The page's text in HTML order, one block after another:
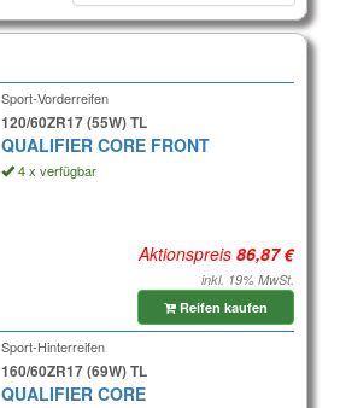
Sport-Vorderreifen
120/60ZR17 (55W) TL
QUALIFIER CORE FRONT
4 x verfügbar
Aktionspreis
inkl. 19% MwSt.
Reifen kaufen
Sport-Hinterreifen
160/60ZR17 (69W) TL
QUALIFIER CORE